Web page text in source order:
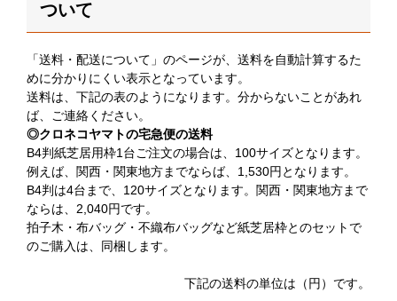
ついて
「送料・配送について」のページが、送料を自動計算するた
めに分かりにくい表示となっています。
送料は、下記の表のようになります。分からないことがあれ
ば、ご連絡ください。
◎クロネコヤマトの宅急便の送料
B4判紙芝居用枠1台ご注文の場合は、100サイズとなります。
例えば、関西・関東地方までならば、1,530円となります。
B4判は4台まで、120サイズとなります。関西・関東地方まで
ならは、2,040円です。
拍子木・布バッグ・不織布バッグなど紙芝居枠とのセットで
のご購入は、同梱します。
下記の送料の単位は（円）です。